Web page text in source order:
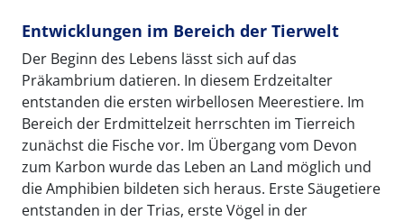
Entwicklungen im Bereich der Tierwelt
Der Beginn des Lebens lässt sich auf das
Präkambrium datieren. In diesem Erdzeitalter
entstanden die ersten wirbellosen Meerestiere. Im
Bereich der Erdmittelzeit herrschten im Tierreich
zunächst die Fische vor. Im Übergang vom Devon
zum Karbon wurde das Leben an Land möglich und
die Amphibien bildeten sich heraus. Erste Säugetiere
entstanden in der Trias, erste Vögel in der